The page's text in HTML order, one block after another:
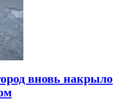
вновь накрыло